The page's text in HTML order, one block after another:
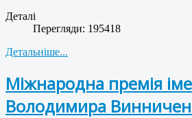
Деталі
Перегляди: 195418
Детальніше...
Міжнародна премія
Володимира